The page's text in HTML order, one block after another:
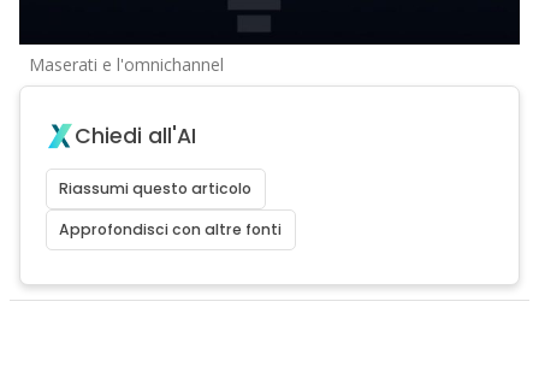
Maserati e l'omnichannel
Chiedi all'AI
Riassumi questo articolo
Approfondisci con altre fonti